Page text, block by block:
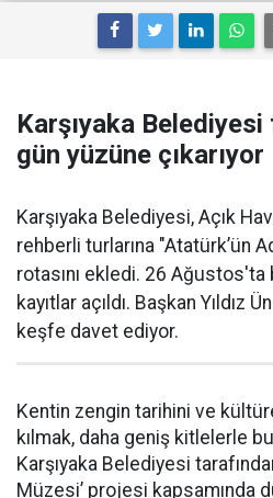
Karşıyaka
gün yüzüne çıkarıyor
Karşıyaka Belediyesi, Açık
rehberli turlarına "Atatürk’ün
rotasını ekledi. 26
kayıtlar açıldı. Başkan Yıldız
keşfe davet ediyor.
Kentin zengin tarihini ve
kılmak, daha geniş kitlelerle
Karşıyaka Belediyesi
Müzesi’ projesi kapsamında